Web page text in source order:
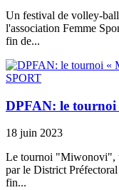
Un festival de volley-
l'association Femme
fin de...
SPORT
DPFAN: le
18 juin 2023
Le tournoi "Miwonovi",
par le District
fin...